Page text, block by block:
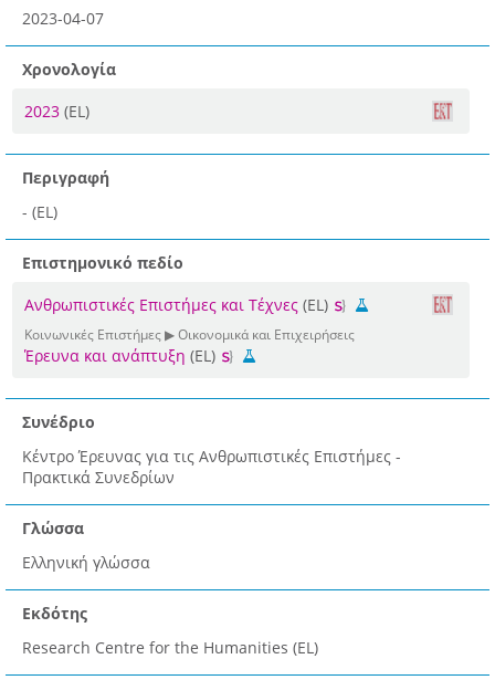
2023-04-07
Χρονολογία
2023 (EL)
Περιγραφή
- (EL)
Επιστημονικό πεδίο
Ανθρωπιστικές Επιστήμες και Τέχνες (EL)
Κοινωνικές Επιστήμες ▶ Οικονομικά και Επιχειρήσεις
Έρευνα και ανάπτυξη (EL)
Συνέδριο
Κέντρο Έρευνας για τις Ανθρωπιστικές Επιστήμες -
Πρακτικά Συνεδρίων
Γλώσσα
Ελληνική γλώσσα
Εκδότης
Research Centre for the Humanities (EL)